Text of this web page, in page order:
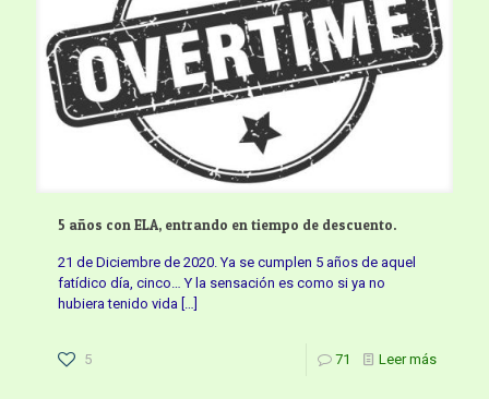
5 años con ELA, entrando en tiempo de descuento.
21 de Diciembre de 2020. Ya se cumplen 5 años de aquel
fatídico día, cinco… Y la sensación es como si ya no
hubiera tenido vida […]
5 71 Leer más